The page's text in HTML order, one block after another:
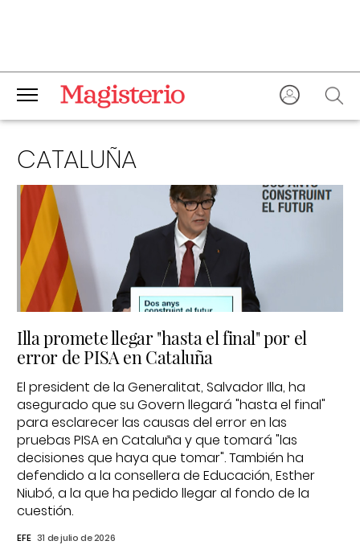
CATALUÑA
Illa promete llegar "hasta el final" por el
error de PISA en Cataluña
El president de la Generalitat, Salvador Illa, ha
asegurado que su Govern llegará "hasta el final"
para esclarecer las causas del error en las
pruebas PISA en Cataluña y que tomará "las
decisiones que haya que tomar". También ha
defendido a la consellera de Educación, Esther
Niubó, a la que ha pedido llegar al fondo de la
cuestión.
EFE 31 de julio de 2026